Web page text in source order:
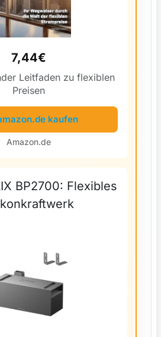
7,44€
Leitfaden zu flexiblen
Preisen
kaufen
Amazon.de
BP2700: Flexibles